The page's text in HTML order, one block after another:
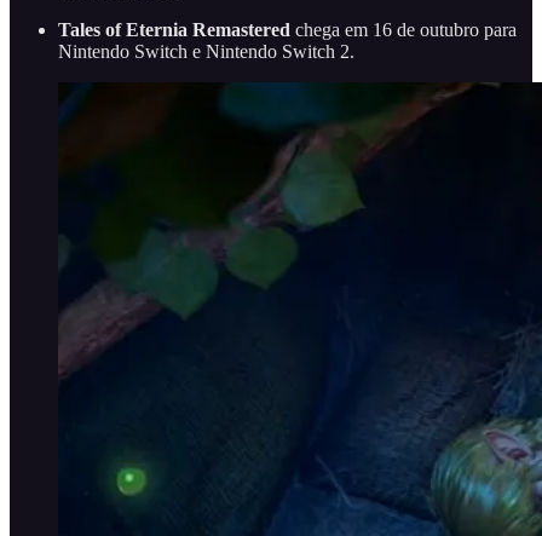
Tales of Eternia Remastered chega em 16 de outubro para
Nintendo Switch e Nintendo Switch 2.